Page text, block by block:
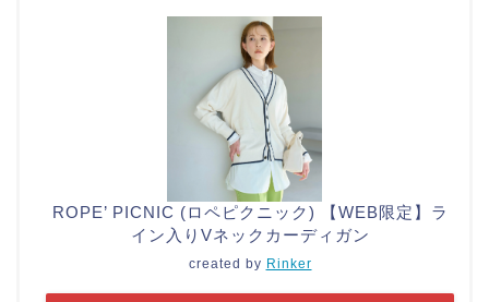
ROPE’ PICNIC (ロペピクニック) 【WEB限定】ラ
イン入りVネックカーディガン
created by Rinker